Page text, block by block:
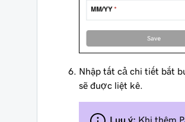
Nhập tất cả chi tiết bắt
sẽ được liệt kê.
Lưu ý: Khi thêm